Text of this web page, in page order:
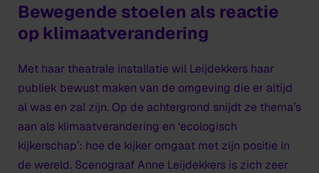
Bewegende stoelen als reactie
op klimaatverandering
Met haar theatrale installatie wil Leijdekkers haar
publiek bewust maken van de omgeving die er altijd
al was en zal zijn. Op de achtergrond snijdt ze thema’s
aan als klimaatverandering en ‘ecologisch
kijkerschap’: hoe de kijker omgaat met zijn positie in
de wereld. Scenograaf Anne Leijdekkers is zich zeer